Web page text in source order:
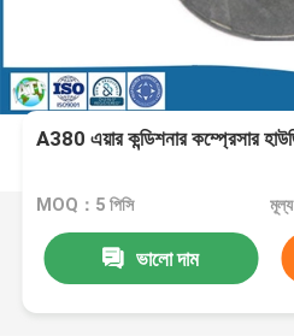
A380 এয়ার কন্ডিশনার কম্প্রেসার
MOQ：5 পিসি
ভালো দাম